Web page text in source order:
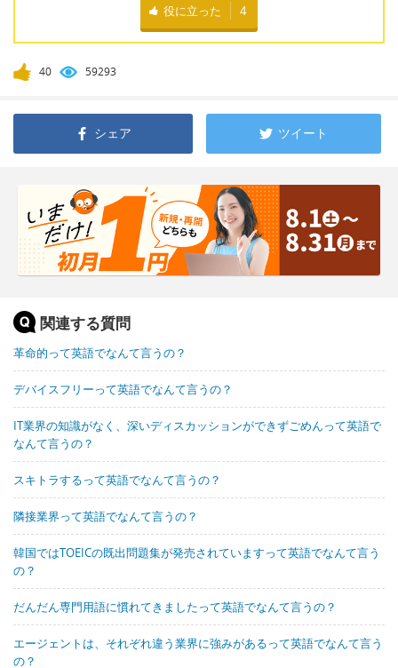
役に立った 4
40 59293
シェア ツイート
関連する質問
革命的って英語でなんて言うの？
デバイスフリーって英語でなんて言うの？
IT業界の知識がなく、深いディスカッションができずごめんって英語で
なんて言うの？
スキトラするって英語でなんて言うの？
隣接業界って英語でなんて言うの？
韓国ではTOEICの既出問題集が発売されていますって英語でなんて言う
の？
だんだん専門用語に慣れてきましたって英語でなんて言うの？
エージェントは、それぞれ違う業界に強みがあるって英語でなんて言う
の？